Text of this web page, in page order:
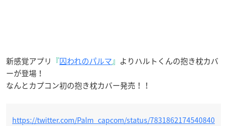
新感覚アプリ 『囚われのパルマ』 よりハルトくんの抱き枕カバ
ーが登場！
なんとカプコン初の抱き枕カバー発売！！
https://twitter.com/Palm_capcom/status/7831862174540840